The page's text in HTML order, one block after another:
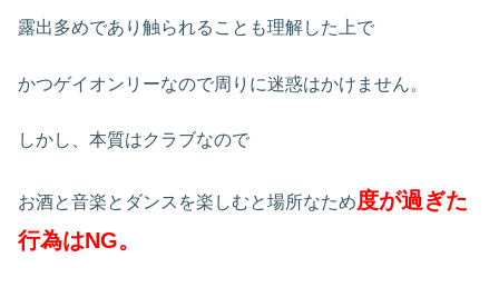
露出多めであり触られることも理解した上で
かつゲイオンリーなので周りに迷惑はかけません。
しかし、本質はクラブなので
お酒と音楽とダンスを楽しむと場所なため度が過ぎた
行為はNG。